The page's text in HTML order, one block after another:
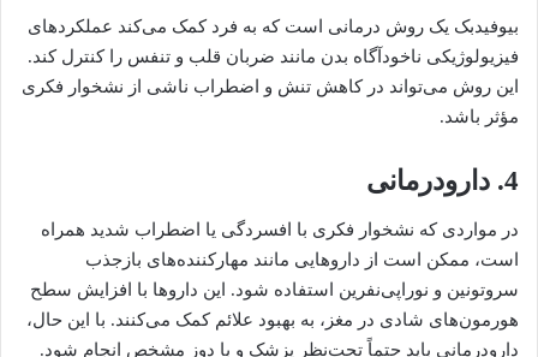
بیوفیدبک یک روش درمانی است که به فرد کمک می‌کند عملکردهای
فیزیولوژیکی ناخودآگاه بدن مانند ضربان قلب و تنفس را کنترل کند.
این روش می‌تواند در کاهش تنش و اضطراب ناشی از نشخوار فکری
مؤثر باشد.
4. دارودرمانی
در مواردی که نشخوار فکری با افسردگی یا اضطراب شدید همراه
است، ممکن است از داروهایی مانند مهارکننده‌های بازجذب
سروتونین و نوراپی‌نفرین استفاده شود. این داروها با افزایش سطح
هورمون‌های شادی در مغز، به بهبود علائم کمک می‌کنند. با این حال،
دارودرمانی باید حتماً تحت‌نظر پزشک و با دوز مشخص انجام شود.